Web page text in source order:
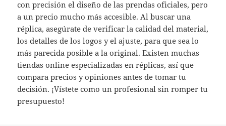
con precisión el diseño de las prendas oficiales, pero
a un precio mucho más accesible. Al buscar una
réplica, asegúrate de verificar la calidad del material,
los detalles de los logos y el ajuste, para que sea lo
más parecida posible a la original. Existen muchas
tiendas online especializadas en réplicas, así que
compara precios y opiniones antes de tomar tu
decisión. ¡Vístete como un profesional sin romper tu
presupuesto!